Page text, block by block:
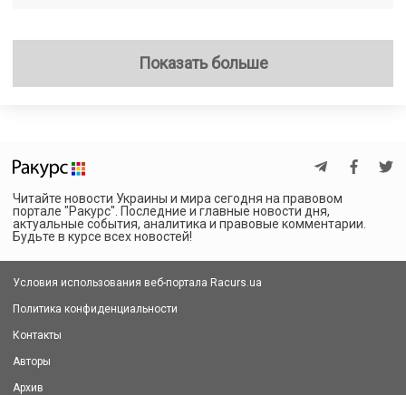
Показать больше
Читайте новости Украины и мира сегодня на правовом
портале "Ракурс". Последние и главные новости дня,
актуальные события, аналитика и правовые комментарии.
Будьте в курсе всех новостей!
Условия использования веб-портала Racurs.ua
Политика конфиденциальности
Контакты
Авторы
Архив